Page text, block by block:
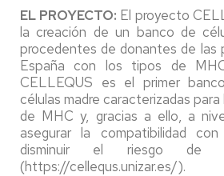
EL PROYECTO: El proyecto
la creación de un banco de
procedentes de donantes de las
España con los tipos de
CELLEQUS es el primer
células madre caracterizadas
de MHC y, gracias a ello, a
asegurar la compatibilidad
disminuir el riesgo de
(https://cellequs.unizar.es/).